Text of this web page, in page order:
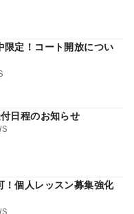
限定！コート開放につい
日程のお知らせ
！個人レッスン募集強化